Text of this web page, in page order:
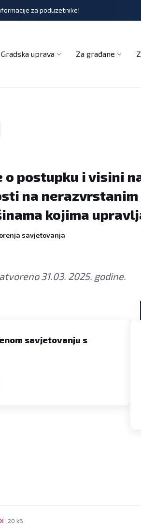
za poduzetnike!
Gradska uprava Za građane
o postupku i visini
na
kojima
savjetovanja
31.03. 2025. godine.
savjetovanju s
File
20 kB